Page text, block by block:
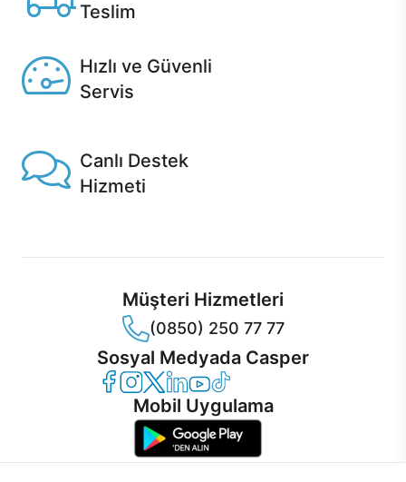
Teslim
Hızlı ve Güvenli
Servis
Canlı Destek
Hizmeti
Müşteri Hizmetleri
(0850) 250 77 77
Sosyal Medyada Casper
Casper Facebook
Casper Instagram
Casper Twitter
Casper LinkedIn
Casper YouTube
Casper TikTok
Mobil Uygulama